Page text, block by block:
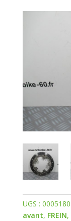
UGS : 0005180
avant, FREIN,